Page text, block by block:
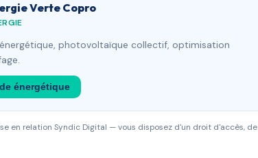
Verte Copro
photovoltaïque collectif, optimisation
énergétique
en relation Syndic Digital — vous disposez d'un droit d'accès, de